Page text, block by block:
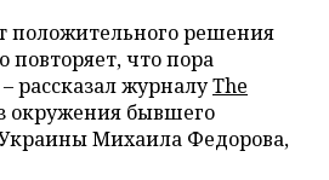
решения
повторяет, что пора
рассказал журналуThe
окружения бывшего
Михаила Федорова,